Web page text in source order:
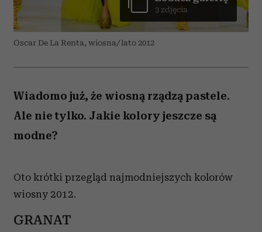
Oscar De La Renta, wiosna/lato 2012
3 zdjęcia
Wiadomo już, że wiosną rządzą pastele.
Ale nie tylko. Jakie kolory jeszcze są
modne?
Oto krótki przegląd najmodniejszych kolorów
wiosny 2012.
GRANAT